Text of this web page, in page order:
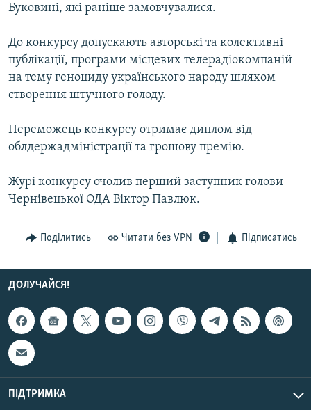
ДОЛУЧАЙСЯ!
Буковині, які раніше замовчувалися.
До конкурсу допускають авторські та колективні
публікації, програми місцевих телерадіокомпаній
на тему геноциду українського народу шляхом
створення штучного голоду.
Переможець конкурсу отримає диплом від
облдержадміністрації та грошову премію.
Журі конкурсу очолив перший заступник голови
Чернівецької ОДА Віктор Павлюк.
Поділитись Читати без VPN Підписатись
ДОЛУЧАЙСЯ!
ПІДТРИМКА